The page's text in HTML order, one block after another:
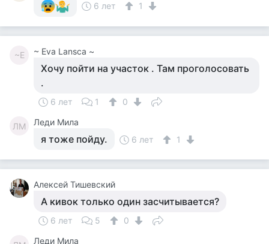
6 лет
1
~E ~ Eva Lansca ~
Хочу пойти на участок . Там проголосовать
.
6 лет 1 0
ЛМ Леди Мила
я тоже пойду. 6 лет 1
Алексей Тишевский
А кивок только один засчитывается?
6 лет 5 0
Леди Мила